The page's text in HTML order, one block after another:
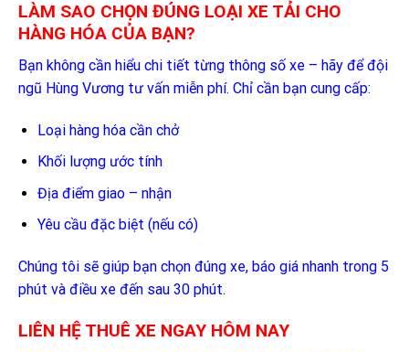
LÀM SAO CHỌN ĐÚNG LOẠI XE TẢI CHO
HÀNG HÓA CỦA BẠN?
Bạn không cần hiểu chi tiết từng thông số xe – hãy để đội
ngũ Hùng Vương tư vấn miễn phí. Chỉ cần bạn cung cấp:
Loại hàng hóa cần chở
Khối lượng ước tính
Địa điểm giao – nhận
Yêu cầu đặc biệt (nếu có)
Chúng tôi sẽ giúp bạn chọn đúng xe, báo giá nhanh trong 5
phút và điều xe đến sau 30 phút.
LIÊN HỆ THUÊ XE NGAY HÔM NAY